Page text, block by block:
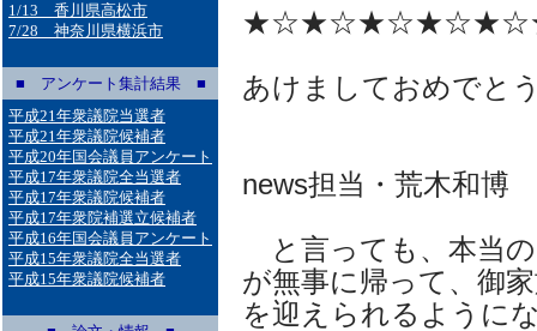
1/13 香川県高松市
7/28 神奈川県横浜市
■ アンケート集計結果 ■
平成21年衆議院当選者
平成21年衆議院候補者
平成20年国会議員アンケート
平成17年衆議院全当選者
平成17年衆議院候補者
平成17年衆院補選立候補者
平成16年国会議員アンケート
平成15年衆議院全当選者
平成15年衆議院候補者
あけましておめでと
news担当・荒木和博
と言っても、本当
が無事に帰って、御
を迎えられるように